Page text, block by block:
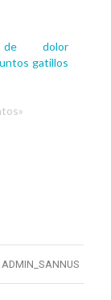
de dolor
gatillos
ADMIN_SANNUS